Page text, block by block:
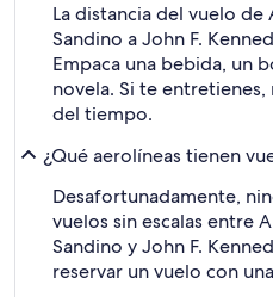
La distancia del vuelo
Sandino a John F.
Empaca una bebida, un
novela. Si te
del tiempo.
¿Qué aerolíneas tienen
Desafortunadamente,
vuelos sin escalas entre
Sandino y John F.
reservar un vuelo con